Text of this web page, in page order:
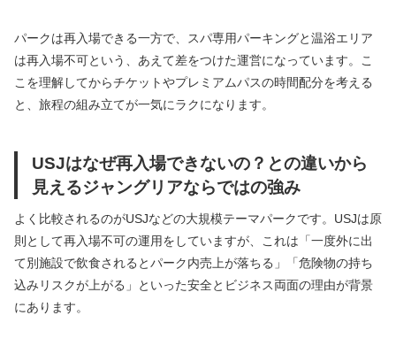
パークは再入場できる一方で、スパ専用パーキングと温浴エリア
は再入場不可という、あえて差をつけた運営になっています。こ
こを理解してからチケットやプレミアムパスの時間配分を考える
と、旅程の組み立てが一気にラクになります。
USJはなぜ再入場できないの？との違いから
見えるジャングリアならではの強み
よく比較されるのがUSJなどの大規模テーマパークです。USJは原
則として再入場不可の運用をしていますが、これは「一度外に出
て別施設で飲食されるとパーク内売上が落ちる」「危険物の持ち
込みリスクが上がる」といった安全とビジネス両面の理由が背景
にあります。